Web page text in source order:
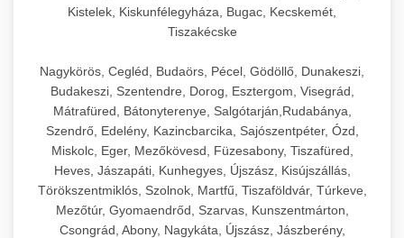
Kistelek, Kiskunfélegyháza, Bugac, Kecskemét,
Tiszakécske
Nagykörös, Cegléd, Budaörs, Pécel, Gödöllő, Dunakeszi,
Budakeszi, Szentendre, Dorog, Esztergom, Visegrád,
Mátrafüred, Bátonyterenye, Salgótarján,Rudabánya,
Szendrő, Edelény, Kazincbarcika, Sajószentpéter, Ózd,
Miskolc, Eger, Mezőkövesd, Füzesabony, Tiszafüred,
Heves, Jászapáti, Kunhegyes, Újszász, Kisújszállás,
Törökszentmiklós, Szolnok, Martfű, Tiszaföldvár, Túrkeve,
Mezőtúr, Gyomaendrőd, Szarvas, Kunszentmárton,
Csongrád, Abony, Nagykáta, Újszász, Jászberény,